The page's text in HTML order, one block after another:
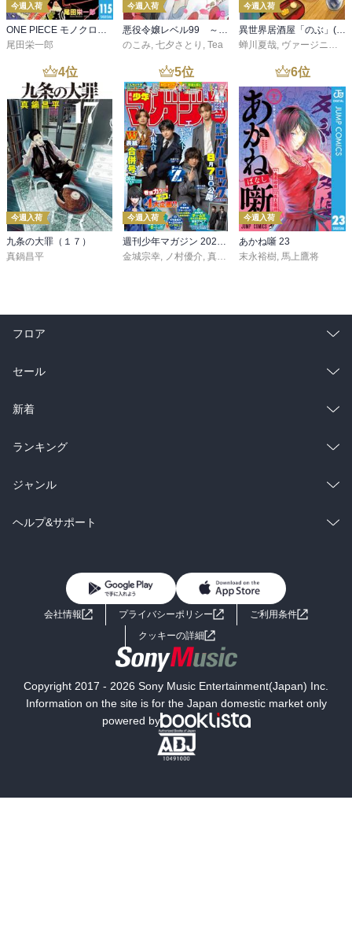
今週入荷
尾田栄一郎
今週入荷
のこみ 七夕さとり Tea
今週入荷
蝉川夏哉 ヴァージニア二等兵
4位
今週入荷
九条の大罪（１７）
真鍋昌平
5位
今週入荷
週刊少年マガジン 2026年36・37号[2026年8月5日発売]
金城宗幸, ノ村優介, 真島ヒロ ,宮島礼吏,新川直司
6位
今週入荷
あかね噺 23
末永裕樹, 馬上鷹将
フロア
総合
ラノベ
雑誌・グラビア
BL・TL
セール
総合
ラノベ
雑誌・グラビア
BL・TL
新着
総合
ラノベ
雑誌・グラビア
ランキング
総合
ラノベ
ジャンル
コミック
ライトノベル 男子向けラノベ
小説
海外小説
ミステリー SF
文学
ヘルプ&サポート
よくあるご質問 お問い合わせ
会社情報 プライバシーポリシー
ご利用条件
クッキーの詳細
Copyright 2017 - 2026 Sony Music Entertainment(Japan) Inc.
Information on the site is for the Japan domestic market only
powered by